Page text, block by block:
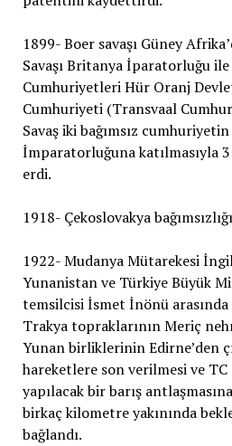
1899- Boer savaşı Güney
Savaşı Britanya İparatorluğu ile
Cumhuriyetleri Hür Oranj
Cumhuriyeti (Transvaal
Savaş iki bağımsız
İmparatorluğuna katılmasıyla
erdi.
1918- Çekoslovakya
1922- Mudanya Mütarekesi
Yunanistan ve Türkiye Büyük
temsilcisi İsmet İnönü arasında
Trakya topraklarının Meriç
Yunan birliklerinin Edirne’den
hareketlere son verilmesi ve TC
yapılacak bir barış
birkaç kilometre yakınında
bağlandı.